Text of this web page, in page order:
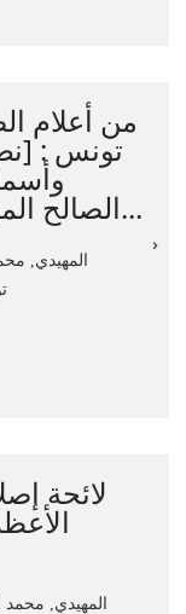
من أعلام
تونس :
الصالح المهيدي ؛ تحرير وإك...
المهيدي, محمد
لائحة
المهيدي, محمد